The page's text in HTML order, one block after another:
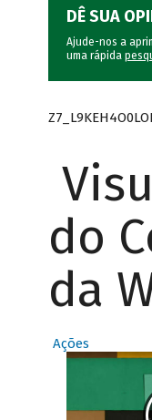
DÊ SUA
Ajude-nos a
uma rápida
do
da
Ações